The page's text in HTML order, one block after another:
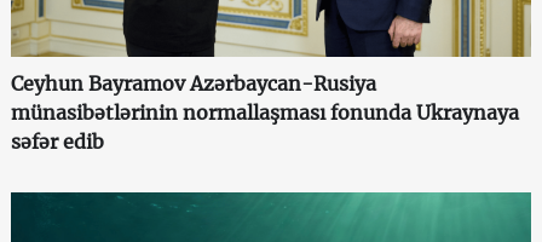
Ceyhun Bayramov Azərbaycan-Rusiya
münasibətlərinin normallaşması fonunda Ukraynaya
səfər edib